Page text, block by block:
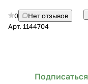
0
Нет отзывов
Арт. 1144704
Подписаться